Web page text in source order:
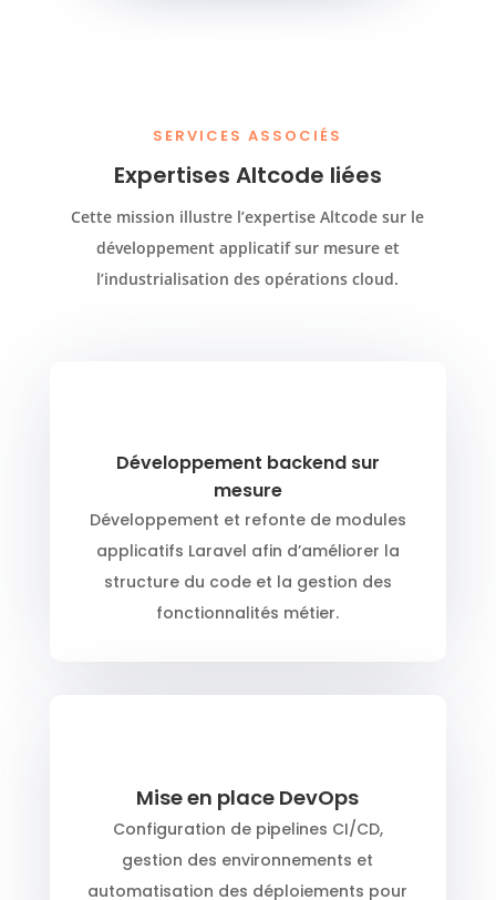
SERVICES ASSOCIÉS
Expertises Altcode liées
Cette mission illustre l’expertise Altcode sur le
développement applicatif sur mesure et
l’industrialisation des opérations cloud.
Développement backend sur
mesure
Développement et refonte de modules
applicatifs Laravel afin d’améliorer la
structure du code et la gestion des
fonctionnalités métier.
Mise en place DevOps
Configuration de pipelines CI/CD,
gestion des environnements et
automatisation des déploiements pour